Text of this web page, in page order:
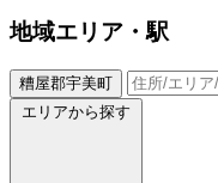
地域エリア・駅
糟屋郡宇美町
エリアから探す